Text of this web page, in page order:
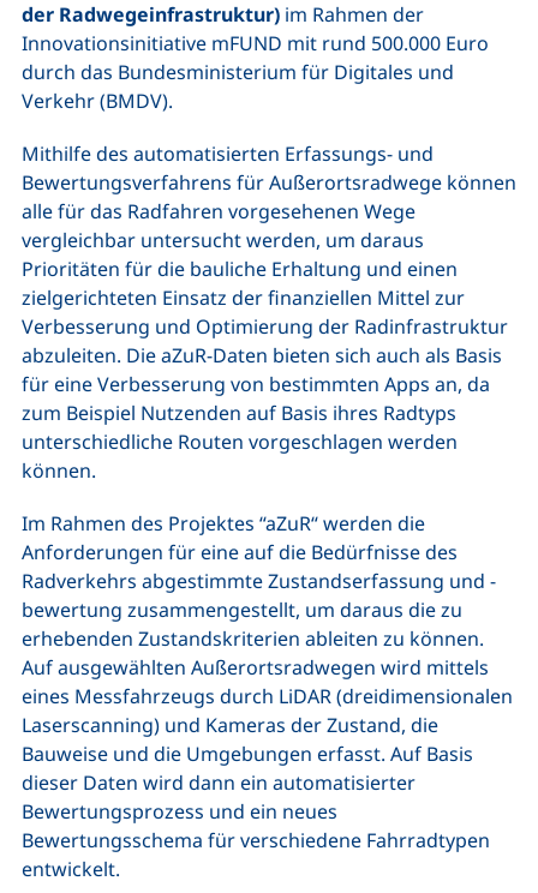
der Radwegeinfrastruktur) im Rahmen der
Innovationsinitiative mFUND mit rund 500.000 Euro
durch das Bundesministerium für Digitales und
Verkehr (BMDV).
Mithilfe des automatisierten Erfassungs- und
Bewertungsverfahrens für Außerortsradwege können
alle für das Radfahren vorgesehenen Wege
vergleichbar untersucht werden, um daraus
Prioritäten für die bauliche Erhaltung und einen
zielgerichteten Einsatz der finanziellen Mittel zur
Verbesserung und Optimierung der Radinfrastruktur
abzuleiten. Die aZuR-Daten bieten sich auch als Basis
für eine Verbesserung von bestimmten Apps an, da
zum Beispiel Nutzenden auf Basis ihres Radtyps
unterschiedliche Routen vorgeschlagen werden
können.
Im Rahmen des Projektes “aZuR“ werden die
Anforderungen für eine auf die Bedürfnisse des
Radverkehrs abgestimmte Zustandserfassung und -
bewertung zusammengestellt, um daraus die zu
erhebenden Zustandskriterien ableiten zu können.
Auf ausgewählten Außerortsradwegen wird mittels
eines Messfahrzeugs durch LiDAR (dreidimensionalen
Laserscanning) und Kameras der Zustand, die
Bauweise und die Umgebungen erfasst. Auf Basis
dieser Daten wird dann ein automatisierter
Bewertungsprozess und ein neues
Bewertungsschema für verschiedene Fahrradtypen
entwickelt.